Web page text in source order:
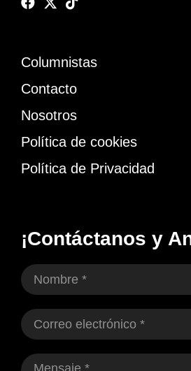
Columnistas
Contacto
Nosotros
Política de cookies
Política de Privacidad
¡Contáctanos y